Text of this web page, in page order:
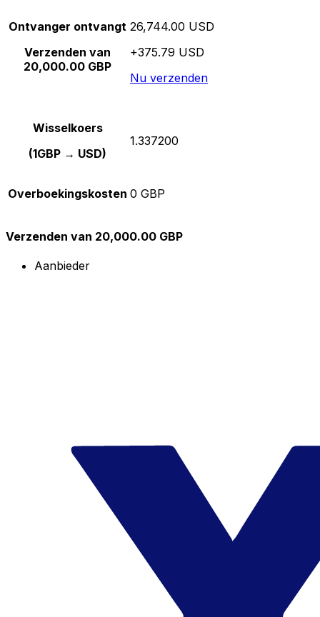
Ontvanger ontvangt
Verzenden van
20,000.00 GBP
26,744.00 USD
+375.79 USD
Nu verzenden
Wisselkoers
(1GBP → USD)
1.337200
Overboekingskosten 0 GBP
Verzenden van 20,000.00 GBP
Aanbieder